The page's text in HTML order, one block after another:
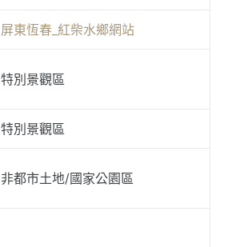
屏東恆春_紅柴水鄉網站
特別景觀區
特別景觀區
非都市土地/國家公園區